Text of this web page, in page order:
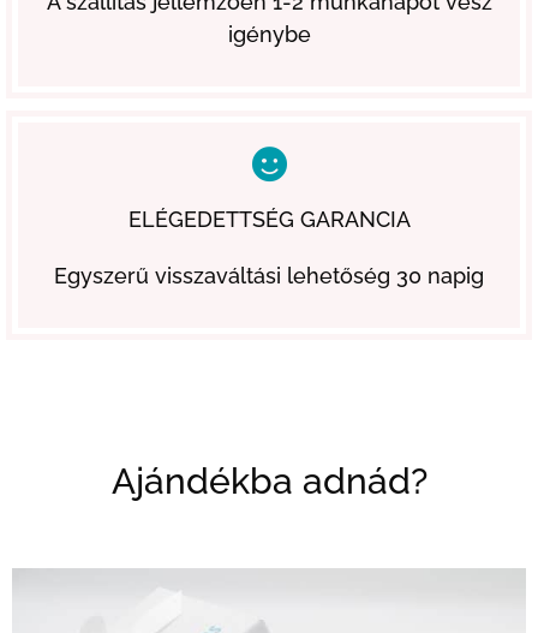
igénybe
ELÉGEDETTSÉG GARANCIA
Egyszerű visszaváltási lehetőség 30 napig
Ajándékba adnád?